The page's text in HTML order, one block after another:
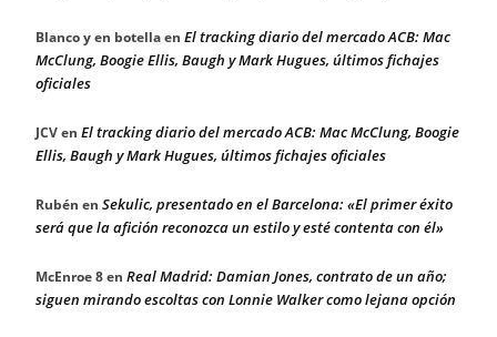
Blanco y en botellaen El tracking diario del mercado ACB: Mac
McClung, Boogie Ellis, Baugh y Mark Hugues, últimos fichajes
oficiales
JCVen El tracking diario del mercado ACB: Mac McClung, Boogie
Ellis, Baugh y Mark Hugues, últimos fichajes oficiales
Rubén en Sekulic, presentado en el Barcelona: «El primer éxito
será que la afición reconozca un estilo y esté contenta con él»
McEnroe 8en Real Madrid: Damian Jones, contrato de un año;
siguen mirando escoltas con Lonnie Walker como lejana opción